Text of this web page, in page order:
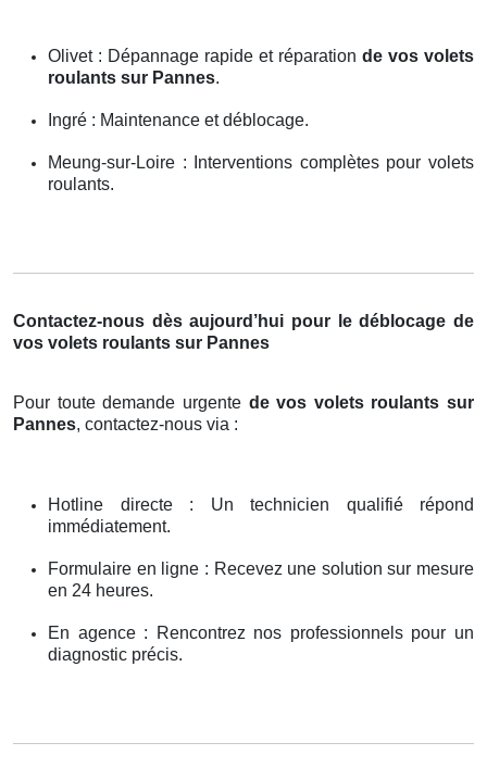
Olivet : Dépannage rapide et réparation de vos volets
roulants sur Pannes.
Ingré : Maintenance et déblocage.
Meung-sur-Loire : Interventions complètes pour volets
roulants.
Contactez-nous dès aujourd’hui pour le déblocage de
vos volets roulants sur Pannes
Pour toute demande urgente de vos volets roulants sur
Pannes, contactez-nous via :
Hotline directe : Un technicien qualifié répond
immédiatement.
Formulaire en ligne : Recevez une solution sur mesure
en 24 heures.
En agence : Rencontrez nos professionnels pour un
diagnostic précis.